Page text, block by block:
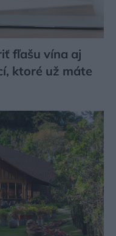
fľašu vína aj
ktoré už máte